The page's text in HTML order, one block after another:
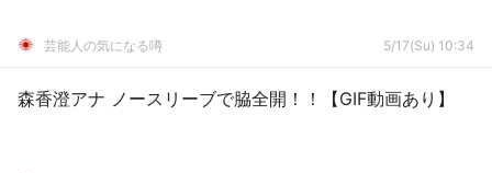
芸能人の気になる噂 5/17(Su) 10:34
森香澄アナ ノースリーブで脇全開！！【GIF動画あり】